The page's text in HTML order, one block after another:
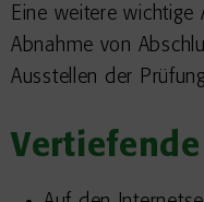
Eine weitere wichtige
Abnahme von
Ausstellen der